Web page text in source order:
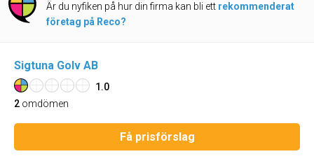
Är du nyfiken på hur din firma kan bli ett rekommenderat
företag på Reco?
Sigtuna Golv AB
1.0
2 omdömen
Få prisförslag